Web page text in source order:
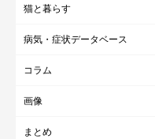
猫と暮らす
病気・症状データベース
コラム
画像
まとめ